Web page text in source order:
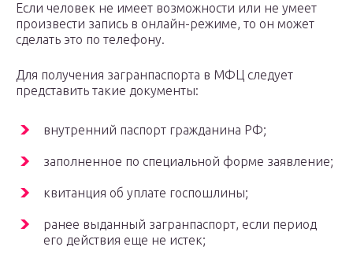
Если человек не имеет возможности или не умеет
произвести запись в онлайн-режиме, то он может
сделать это по телефону.
Для получения загранпаспорта в МФЦ следует
представить такие документы:
внутренний паспорт гражданина РФ;
заполненное по специальной форме заявление;
квитанция об уплате госпошлины;
ранее выданный загранпаспорт, если период
его действия еще не истек;